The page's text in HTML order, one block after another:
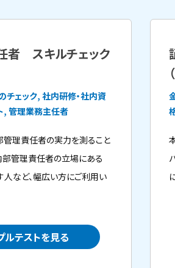
者 スキルチェック
チェック, 社内研修・社内資
, 管理業務主任者
管理責任者の実力を測ること
部管理責任者の立場にある
人など、幅広い方にご利用い
ルテストを見る